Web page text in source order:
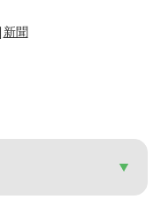
新聞